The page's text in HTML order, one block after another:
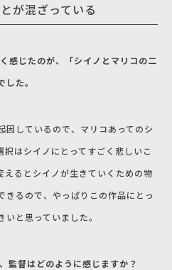
が混ざっている
感じたのが、「シイノとマリコの二
た。
因しているので、マリコあってのシ
はシイノにとってすごく悲しいこ
えるとシイノが生きていくための物
きるので、やっぱりこの作品にとっ
と思っていました。
監督はどのように感じますか？